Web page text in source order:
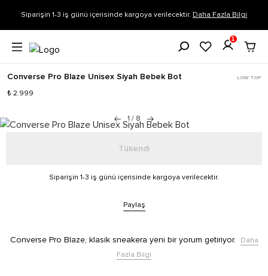
Siparişin 1-3 iş günü içerisinde kargoya verilecektir. Daha Fazla Bilgi
1
Converse Pro Blaze Unisex Siyah Bebek Bot LOW TOP
₺ 2.999
1 / 8
Tükendi
Siparişin 1-3 iş günü içerisinde kargoya verilecektir.
Paylaş
Converse Pro Blaze, klasik sneakera yeni bir yorum getiriyor.
Daha
Fazla Bilgi